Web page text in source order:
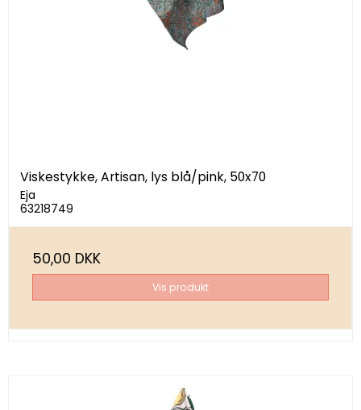
Viskestykke, Artisan, lys blå/pink, 50x70
Eja
63218749
50,00 DKK
Vis produkt